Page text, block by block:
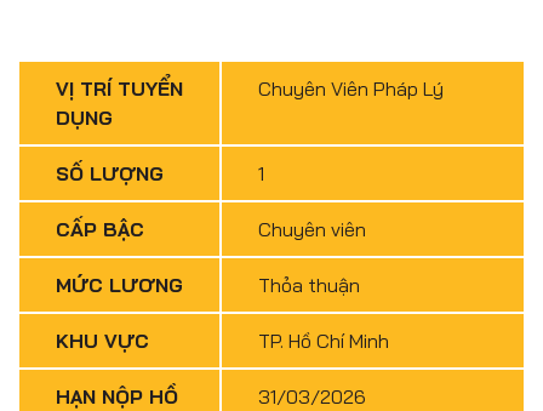
VỊ TRÍ TUYỂN
DỤNG
Chuyên Viên Pháp Lý
SỐ LƯỢNG 1
CẤP BẬC Chuyên viên
MỨC LƯƠNG Thỏa thuận
KHU VỰC TP. Hồ Chí Minh
HẠN NỘP HỒ
31/03/2026